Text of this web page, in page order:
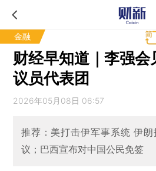
金融
财经早知道｜李强
议员代表团
2026年05月08日 06:57
推荐：美打击伊军事系统 伊
议；巴西宣布对中国公民免签